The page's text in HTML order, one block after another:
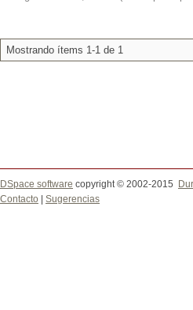
Mostrando ítems 1-1 de 1
DSpace software copyright © 2002-2015
Contacto
Sugerencias